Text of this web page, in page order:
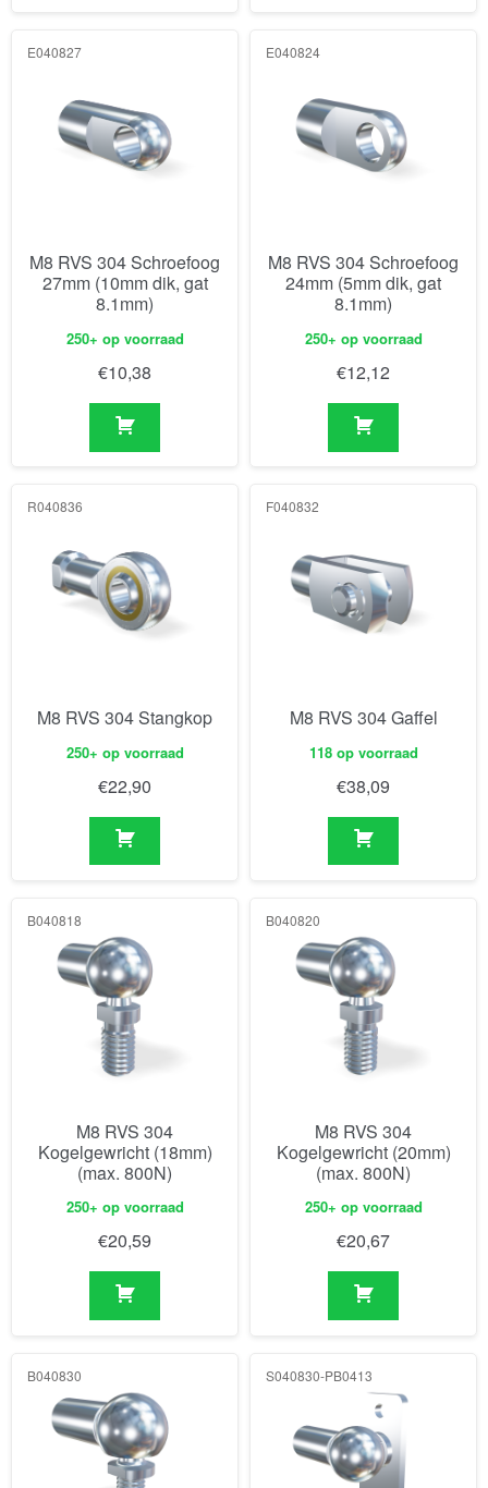
E040827
M8 RVS 304 Schroefoog
27mm (10mm dik, gat
8.1mm)
250+ op voorraad
€10,38
E040824
M8 RVS 304 Schroefoog
24mm (5mm dik, gat
8.1mm)
250+ op voorraad
€12,12
R040836
M8 RVS 304 Stangkop
250+ op voorraad
€22,90
F040832
M8 RVS 304 Gaffel
118 op voorraad
€38,09
B040818
M8 RVS 304
Kogelgewricht (18mm)
(max. 800N)
250+ op voorraad
€20,59
B040820
M8 RVS 304
Kogelgewricht (20mm)
(max. 800N)
250+ op voorraad
€20,67
B040830 S040830-PB0413